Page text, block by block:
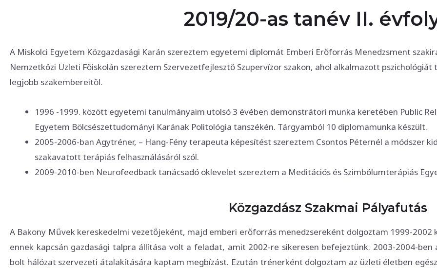
2019/20-as tanév II.
A Miskolci Egyetem Közgazdasági Karán szereztem egyetemi diplomát Emberi Erőforrás Menedzsment
Nemzetközi Üzleti Főiskolán szereztem Szervezetfejlesztő Szupervízor szakon, ahol alkalmazott
legjobb szakembereitől.
1996 -1999. között egyetemi tanulmányaim utolsó 3 évében demonstrátori munka keretében Public
Egyetem Bölcsészettudományi Karának Politológia tanszékén. Tárgyamból 10 diplomamunka készült.
2005-2006-ban Agytréner, – Hang-Fény terapeuta képesítést szereztem Csontos Péternél a módszer
szakavatott terápiás felhasználásáról szól.
2009-2010-ben Neurofeedback tanácsadó oklevelet szereztem a Meditációs és Szimbólumterápiás
Közgazdász Szakmai Pályafutás
A Bakony Művek kereskedelmi vezetőjeként, majd emberi erőforrás menedzsereként dolgoztam 1999-2002
ennek kapcsán gazdasági talpra állítása volt a feladat, amit 2002-re sikeresen befejeztünk. 2003-2004-
bolt hálózat szervezeti átalakítására kaptam megbízást. Ezután trénerként dolgoztam az üzleti életben